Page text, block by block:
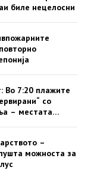
биле нецелосни
Во 7:20 плажите
со
– местата
–
можноста за